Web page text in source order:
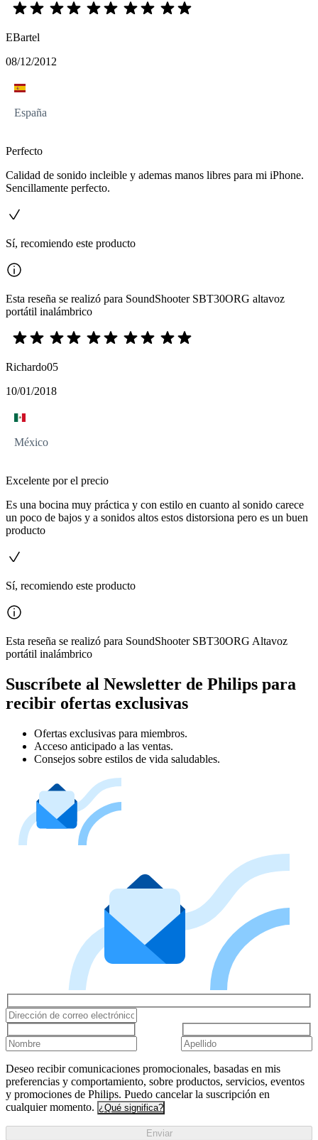
EBartel
08/12/2012
España
Perfecto
Calidad de sonido incleible y ademas manos libres para mi iPhone.
Sencillamente perfecto.
Sí, recomiendo este producto
Esta reseña se realizó para SoundShooter SBT30ORG altavoz
portátil inalámbrico
Richardo05
10/01/2018
México
Excelente por el precio
Es una bocina muy práctica y con estilo en cuanto al sonido carece
un poco de bajos y a sonidos altos estos distorsiona pero es un buen
producto
Sí, recomiendo este producto
Esta reseña se realizó para SoundShooter SBT30ORG Altavoz
portátil inalámbrico
Suscríbete al Newsletter de Philips para
recibir ofertas exclusivas
Ofertas exclusivas para miembros.
Acceso anticipado a las ventas.
Consejos sobre estilos de vida saludables.
Deseo recibir comunicaciones promocionales, basadas en mis
preferencias y comportamiento, sobre productos, servicios, eventos
y promociones de Philips. Puedo cancelar la suscripción en
cualquier momento. ¿Qué significa?
Enviar